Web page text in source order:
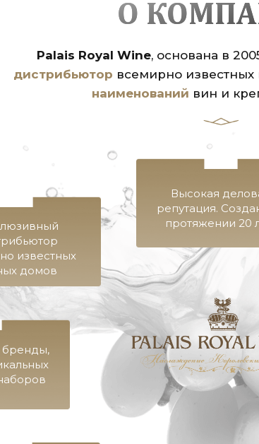
О
Palais Royal Wine, основана в
дистрибьютор всемирно
наименований вин и
Высокая
репутация.
протяжении 20
известных
домов